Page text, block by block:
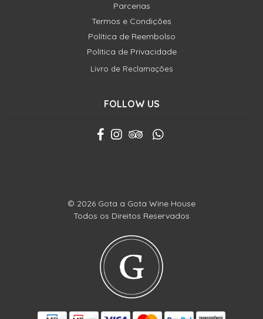
Parcerias
Termos e Condições
Política de Reembolso
Política de Privacidade
Livro de Reclamações
FOLLOW US
© 2026 Gota a Gota Wine House
Todos os Direitos Reservados